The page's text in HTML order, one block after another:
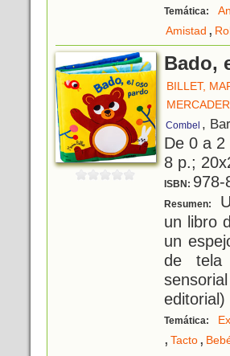
Temática:
Amistad ,
Bado,
BILLET,
Combel ,
De 0 a
8 p.;
ISBN: 978-
Resumen:
un libro
un
de tela
editorial)
Temática:
, Tacto,